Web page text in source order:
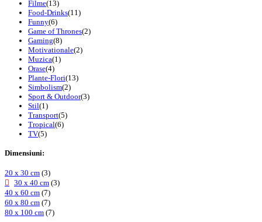
Filme(13)
Food-Drinks(11)
Funny(6)
Game of Thrones(2)
Gaming(8)
Motivationale(2)
Muzica(1)
Orase(4)
Plante-Flori(13)
Simbolism(2)
Sport & Outdoor(3)
Stil(1)
Transport(5)
Tropical(6)
TV(5)
Dimensiuni:
20 x 30 cm (3)
30 x 40 cm (3)
40 x 60 cm (7)
60 x 80 cm (7)
80 x 100 cm (7)